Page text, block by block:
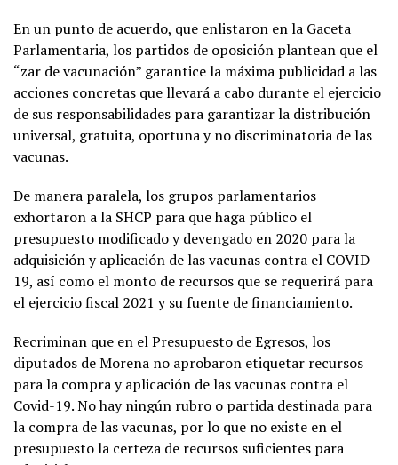
En un punto de acuerdo, que enlistaron en la Gaceta
Parlamentaria, los partidos de oposición plantean que el
“zar de vacunación” garantice la máxima publicidad a las
acciones concretas que llevará a cabo durante el ejercicio
de sus responsabilidades para garantizar la distribución
universal, gratuita, oportuna y no discriminatoria de las
vacunas.
De manera paralela, los grupos parlamentarios
exhortaron a la SHCP para que haga público el
presupuesto modificado y devengado en 2020 para la
adquisición y aplicación de las vacunas contra el COVID-
19, así como el monto de recursos que se requerirá para
el ejercicio fiscal 2021 y su fuente de financiamiento.
Recriminan que en el Presupuesto de Egresos, los
diputados de Morena no aprobaron etiquetar recursos
para la compra y aplicación de las vacunas contra el
Covid-19. No hay ningún rubro o partida destinada para
la compra de las vacunas, por lo que no existe en el
presupuesto la certeza de recursos suficientes para